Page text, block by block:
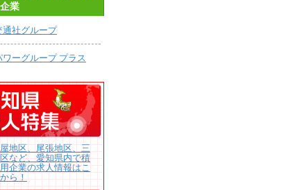
企業
通社グループ
ワーグループ プラス
地区、尾張地区、三
など、愛知県内で積
企業の求人情報はこ
ら！